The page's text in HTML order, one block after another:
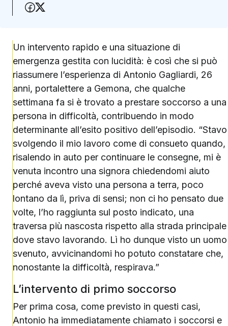
Condividi su Facebook
Un intervento rapido e una situazione di
emergenza gestita con lucidità: è così che si può
riassumere l’esperienza di Antonio Gagliardi, 26
anni, portalettere a Gemona, che qualche
settimana fa si è trovato a prestare soccorso a una
persona in difficoltà, contribuendo in modo
determinante all’esito positivo dell’episodio. “Stavo
svolgendo il mio lavoro come di consueto quando,
risalendo in auto per continuare le consegne, mi è
venuta incontro una signora chiedendomi aiuto
perché aveva visto una persona a terra, poco
lontano da lì, priva di sensi; non ci ho pensato due
volte, l’ho raggiunta sul posto indicato, una
traversa più nascosta rispetto alla strada principale
dove stavo lavorando. Lì ho dunque visto un uomo
svenuto, avvicinandomi ho potuto constatare che,
nonostante la difficoltà, respirava.”
L’intervento di primo soccorso
Per prima cosa, come previsto in questi casi,
Antonio ha immediatamente chiamato i soccorsi e